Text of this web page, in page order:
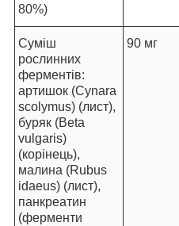
80%)
Суміш
рослинних
ферментів:
артишок (Cynara
scolymus) (лист),
буряк (Beta
vulgaris)
(корінець),
малина (Rubus
idaeus) (лист),
панкреатин
(ферменти
90 мг